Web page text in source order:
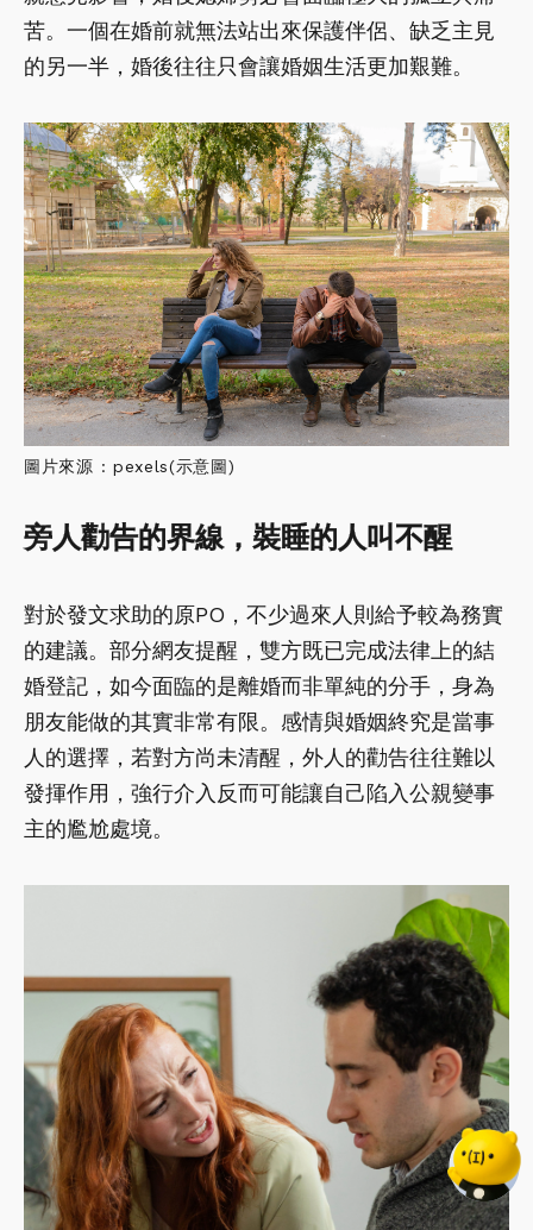
苦。一個在婚前就無法站出來保護伴侶、缺乏主見
的另一半，婚後往往只會讓婚姻生活更加艱難。
圖片來源 : pexels(示意圖)
旁人勸告的界線，裝睡的人叫不醒
對於發文求助的原PO，不少過來人則給予較為務實
的建議。部分網友提醒，雙方既已完成法律上的結
婚登記，如今面臨的是離婚而非單純的分手，身為
朋友能做的其實非常有限。感情與婚姻終究是當事
人的選擇，若對方尚未清醒，外人的勸告往往難以
發揮作用，強行介入反而可能讓自己陷入公親變事
主的尷尬處境。